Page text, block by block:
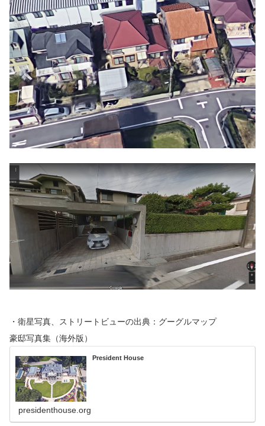
・衛星写真、ストリートビューの出典：グーグルマップ
豪邸写真集（海外版）
President House
presidenthouse.org